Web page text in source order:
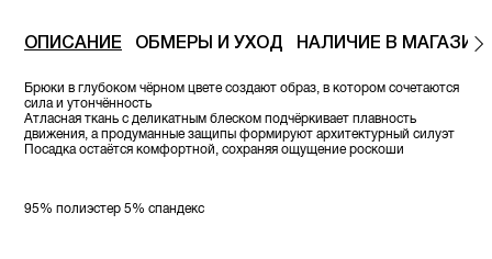
ОПИСАНИЕ ОБМЕРЫ И УХОД НАЛИЧИЕ В
Брюки в глубокoм чёрном цвете создают образ, в котором сочетаются
сила и утончённость
Атласная ткань с деликатным блеском подчёркивает плавность
движения, а продуманные защипы формируют архитектурный силуэт
Посадка остаётся комфортной, сохраняя ощущение роскоши
95% полиэстер 5% спандекс